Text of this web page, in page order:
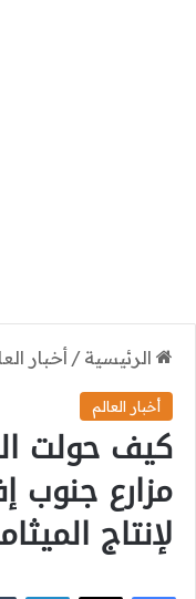
الرئيسية / أخبار
أخبار العالم
كيف حولت
مزارع جنوب
لإنتاج